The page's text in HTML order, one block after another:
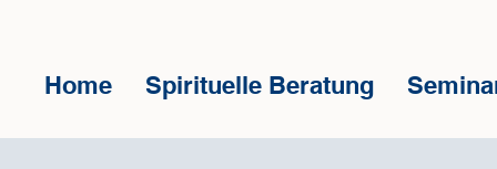
Home Spirituelle Beratung